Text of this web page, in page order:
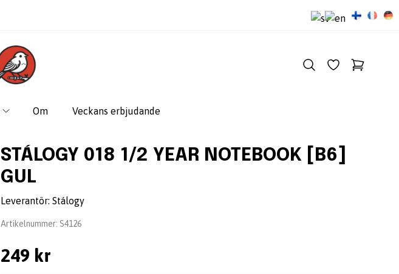
Om Veckans erbjudande
STÁLOGY 018 1/2 YEAR NOTEBOOK [B6]
GUL
Leverantör: Stálogy
Artikelnummer: S4126
249 kr